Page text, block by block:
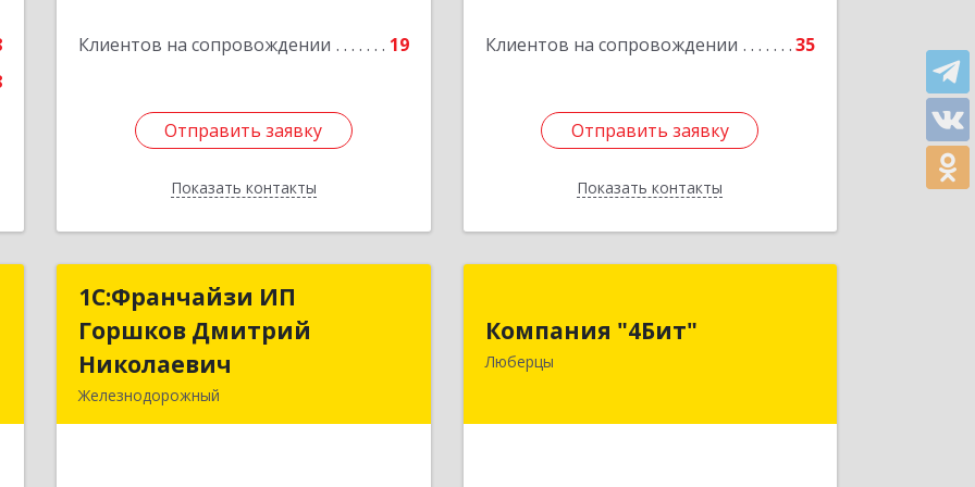
Клиентов на сопровождении 19
Отправить заявку
Показать контакты
Отправить заявку
Назад
Клиентов на сопровождении 35
Отправить заявку
Показать контакты
Подробнее
Отправить заявку
Назад
1С:Франчайзи ИП
Горшков Дмитрий
Николаевич
Железнодорожный
1С:Франчайзи ИП
Горшков Дмитрий
Компания "4Бит"
Люберцы
р-н, Люберцы г, Октябрьский пр-кт,